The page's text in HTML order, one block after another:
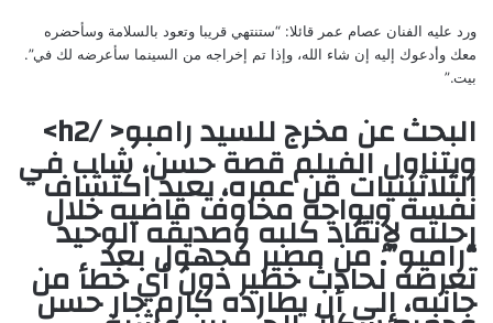
ورد عليه الفنان عصام عمر قائلا: “ستنتهي قريبا وتعود بالسلامة وسأحضره
معك وأدعوك إليه إن شاء الله، وإذا تم إخراجه من السينما سأعرضه لك في”.
بيت.”
البحث عن مخرج للسيد رامبو< /h2>
ويتناول الفيلم قصة حسن، شاب في
الثلاثينيات من عمره، يعيد اكتشاف
نفسه ويواجه مخاوف ماضيه خلال
رحلته لإنقاذ كلبه وصديقه الوحيد
“رامبو”. من مصير مجهول بعد
تعرضه لحادث خطير دون أي خطأ من
جانبه، إلى أن يطارده كارم جار حسن